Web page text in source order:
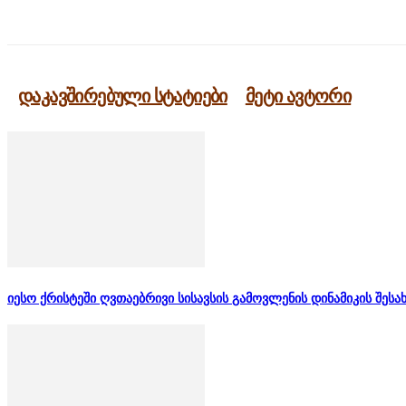
დაკავშირებული სტატიები მეტი ავტორი
იესო ქრისტეში ღვთაებრივი სისავსის გამოვლენის დინამიკის